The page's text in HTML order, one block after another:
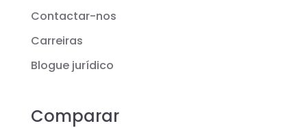
Contactar-nos
Carreiras
Blogue jurídico
Comparar